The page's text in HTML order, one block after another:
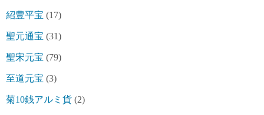
紹豊平宝 (17)
聖元通宝 (31)
聖宋元宝 (79)
至道元宝 (3)
菊10銭アルミ貨 (2)